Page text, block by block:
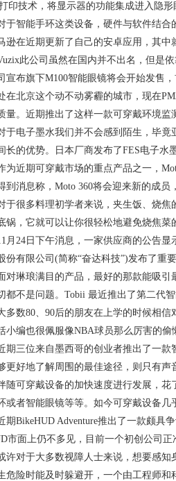
印技术，将显示器的功能集成进入隐
智能手环这类设备，硬件与软件结合
逊在近期更新了自己的安卓应用，其
此公司虽然在国内并不出名，但是依
宣布旗下M100智能眼镜将会开始发售
北京这个动不动雾霾的城市，现在
量。近期推出了这样一款可穿戴环境
电子墨水我们并不会感到陌生，毕竟
长的优势。日本厂商发布了FES电子
近期可穿戴市场的重点产品之一，
到消息称，Moto 360将会迎来新的成
很多料理初学者来说，夹生饭、烧焦
锅，它就可以让你很轻松地避免烧焦
24日下午消息，一家供应商的公告显
份有限公司(简称“奋达科技”)发布了
琳琅满目的产品，最好的那款能吸引
都不是问题。Tobii 最近推出了第二代
数80、90后的朋友在上学的时候相信
小编也很佩服像NBA球员那么厉害的
三位来自墨西哥的创业者推出了一款
更好地了解周围的最佳途径，则只有
可穿戴设备的加快速度进行发展，花
或者智能眼镜等等。如今可穿戴设备
BikeHUD Adventure推出了一款颇具争
市面上仍不多见，目前一个初创公司
对于大多数视障人士来说，想要感知
危险时能及时躲避开，一个由工程师